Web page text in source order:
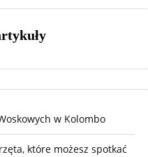
w Kolombo
które możesz spotkać